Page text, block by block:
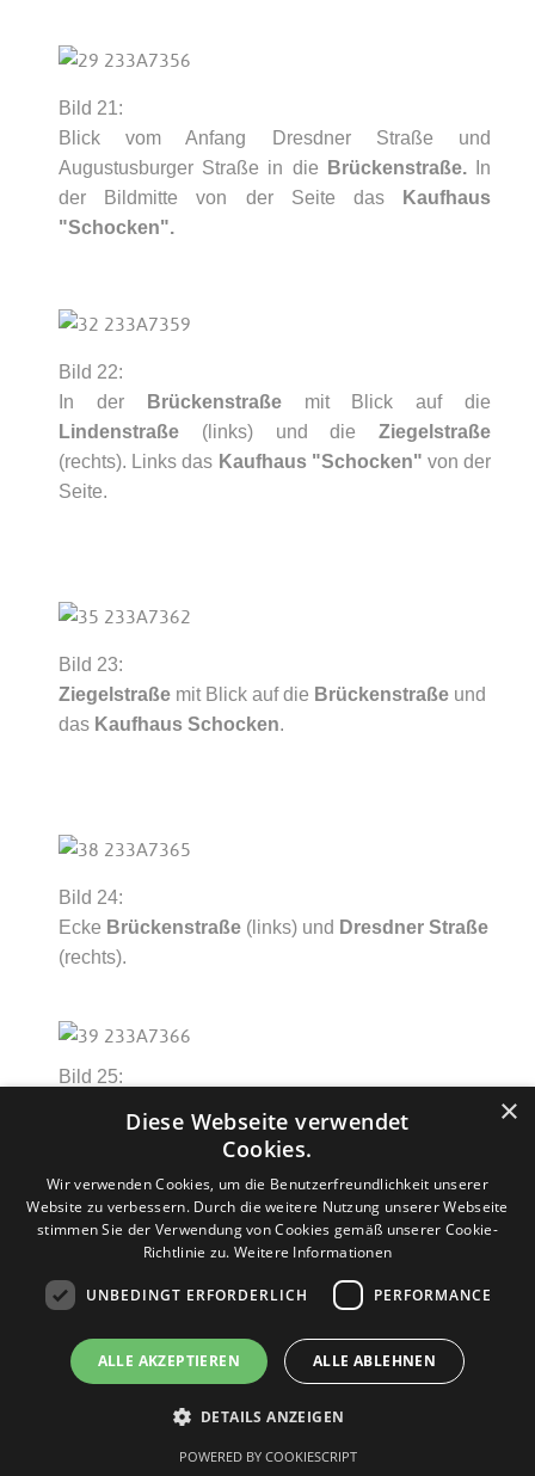
Bild 21:
Blick vom Anfang Dresdner Straße und
Augustusburger Straße in die
Brückenstraße.
In
der Bildmitte von der Seite das
Kaufhaus
"Schocken".
Bild 22:
In der
Brückenstraßemit Blick auf die
Lindenstraße (links) und die Ziegelstraße
(rechts). Links das Kaufhaus "Schocken" von der
Seite.
Bild 23:
Ziegelstraße mit Blick auf die Brückenstraße und
das Kaufhaus Schocken.
Bild 24:
Ecke Brückenstraße (links) und Dresdner Straße
(rechts).
Bild 25:
Uferstraße(rechts). Links auf der Oststraße
Bild 26:
Anfang derDresdner Straßemit Blick in den
×
Diese Webseite verwendet
Cookies.
Wir verwenden Cookies, um die Benutzerfreundlichkeit unserer
Website zu verbessern. Durch die weitere Nutzung unserer Webseite
stimmen Sie der Verwendung von Cookies gemäß unserer Cookie-
Richtlinie zu.Weitere Informationen
UNBEDINGT ERFORDERLICH PERFORMANCE
ALLE AKZEPTIEREN ALLE ABLEHNEN
DETAILS ANZEIGEN
POWERED BY COOKIESCRIPT